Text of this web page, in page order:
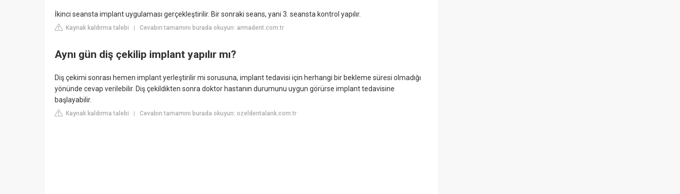
İkinci seansta implant uygulaması gerçekleştirilir. Bir sonraki seans, yani 3. seansta kontrol yapılır.
Kaynak kaldırma talebi | Cevabın tamamını burada okuyun: armadent.com.tr
Aynı gün diş çekilip implant yapılır mı?
Diş çekimi sonrası hemen implant yerleştirilir mi sorusuna, implant tedavisi için herhangi bir bekleme süresi olmadığı
yönünde cevap verilebilir. Diş çekildikten sonra doktor hastanın durumunu uygun görürse implant tedavisine
başlayabilir.
Kaynak kaldırma talebi | Cevabın tamamını burada okuyun: ozeldentalank.com.tr